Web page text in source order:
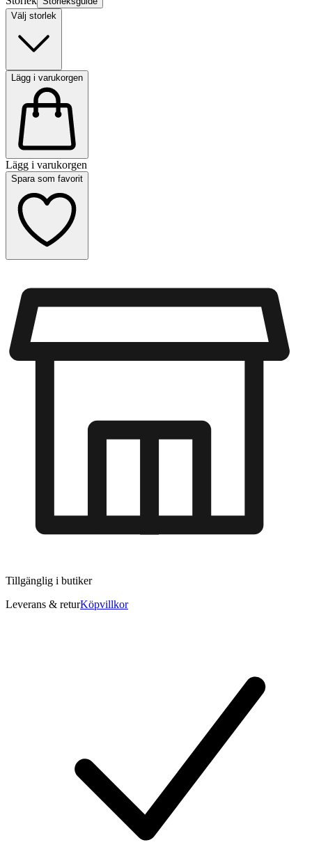
Välj storlek
Lägg i varukorgen
Lägg i varukorgen
Spara som favorit
Tillgänglig i butiker
Leverans & returKöpvillkor